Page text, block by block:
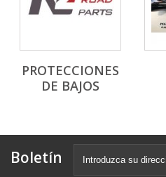
PROTECCIONES
DE BAJOS
Boletín